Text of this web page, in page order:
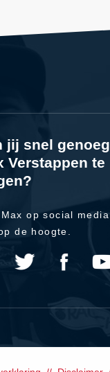
jij snel
Verstappen te
op social
de hoogte.